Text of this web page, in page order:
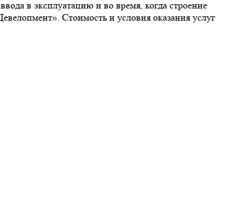
в эксплуатацию и во время, когда строение
Стоимость и условия оказания услуг